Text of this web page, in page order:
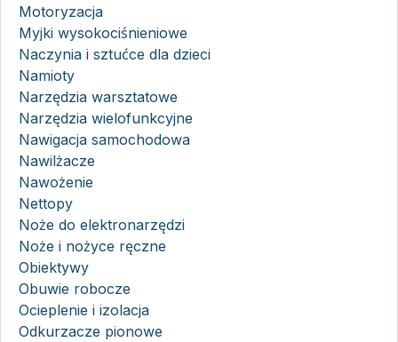
Motoryzacja
Myjki wysokociśnieniowe
Naczynia i sztućce dla dzieci
Namioty
Narzędzia warsztatowe
Narzędzia wielofunkcyjne
Nawigacja samochodowa
Nawilżacze
Nawożenie
Nettopy
Noże do elektronarzędzi
Noże i nożyce ręczne
Obiektywy
Obuwie robocze
Ocieplenie i izolacja
Odkurzacze pionowe